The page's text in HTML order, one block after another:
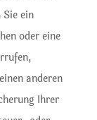
ein
oder eine
anderen
Ihrer